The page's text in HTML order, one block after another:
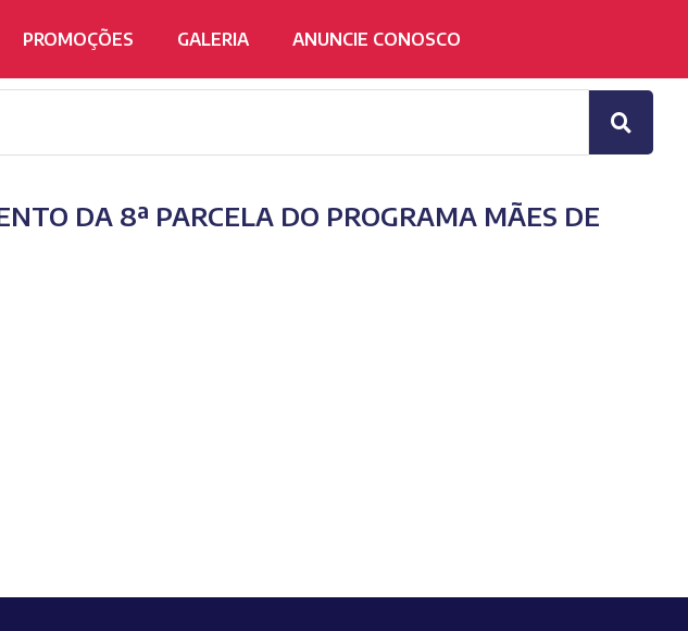
PROMOÇÕES GALERIA ANUNCIE CONOSCO
DA 8ª PARCELA DO PROGRAMA MÃES DE